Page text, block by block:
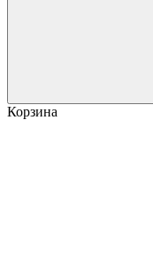
Корзина